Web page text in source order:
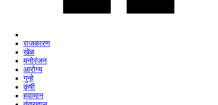
राजकारण
खेळ
मनोरंजन
आरोग्य
गुन्हे
कृषी
हवामान